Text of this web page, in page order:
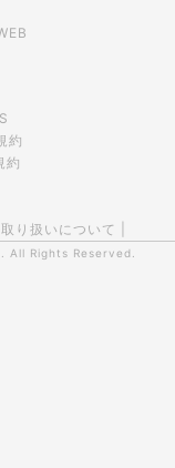
約
約
り扱いについて
All Rights Reserved.